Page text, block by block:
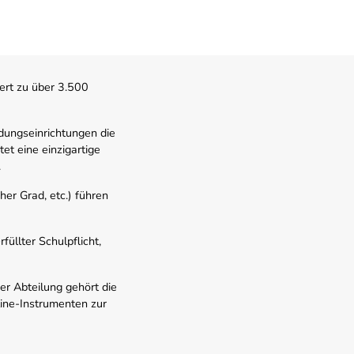
zu über 3.500
die
eine einzigartige
Grad, etc.) führen
Schulpflicht,
Abteilung gehört die
Instrumenten zur